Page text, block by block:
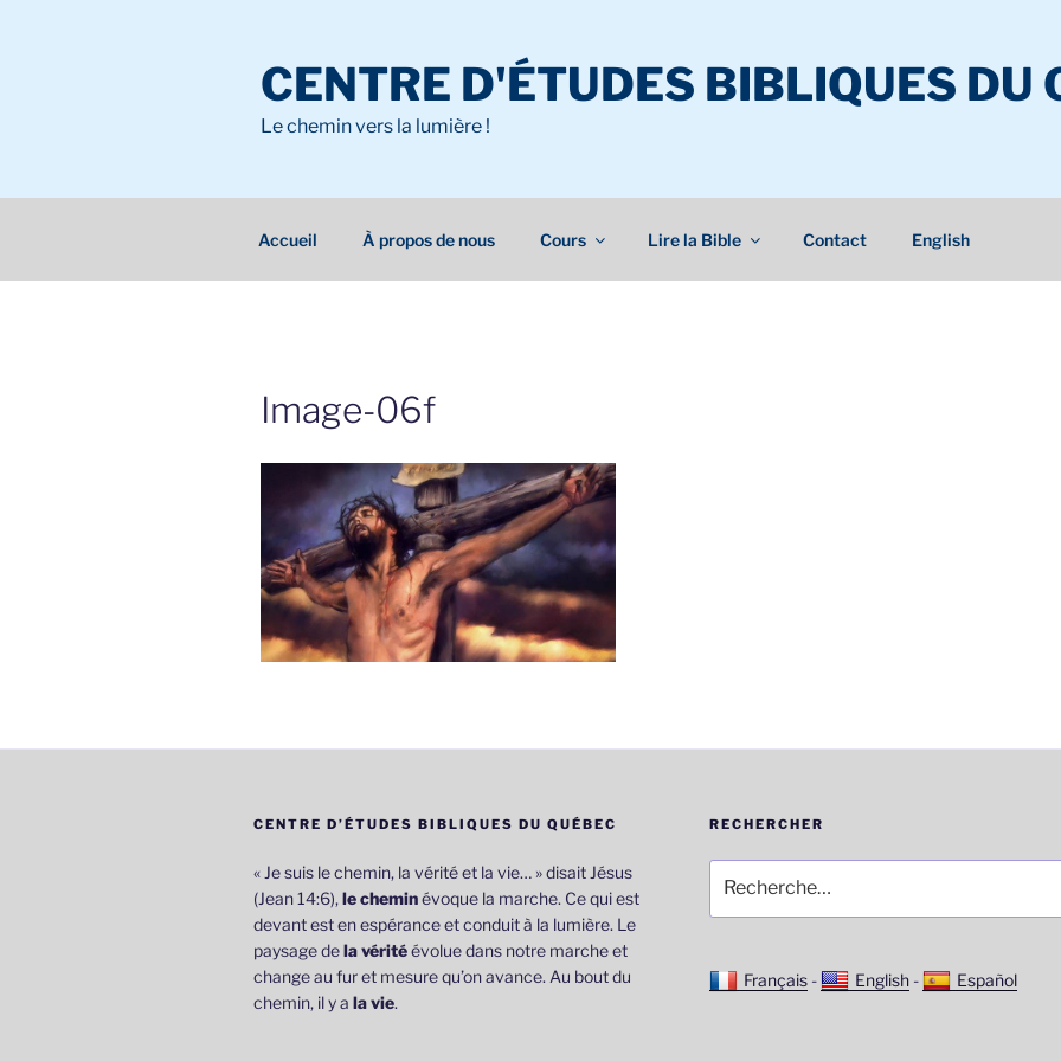
CENTRE D'ÉTUDES BIBLIQUES DU
Le chemin vers la lumière !
Accueil À propos de nous Cours Lire la Bible Contact English
Image-06f
CENTRE D’ÉTUDES BIBLIQUES DU QUÉBEC
« Je suis le chemin, la vérité et la vie… » disait Jésus
(Jean 14:6), le cheminévoque la marche. Ce qui est
devant est en espérance et conduit à la lumière. Le
paysage dela véritéévolue dans notre marche et
change au fur et mesure qu’on avance. Au bout du
chemin, il y a la vie.
RECHERCHER
pour
:
Français- English- Español